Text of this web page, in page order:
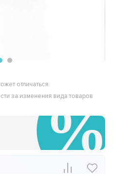
отличаться.
за изменения вида товаров